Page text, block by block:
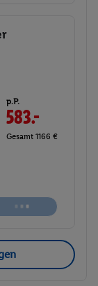
p.P.
583.-
Gesamt 1166 €